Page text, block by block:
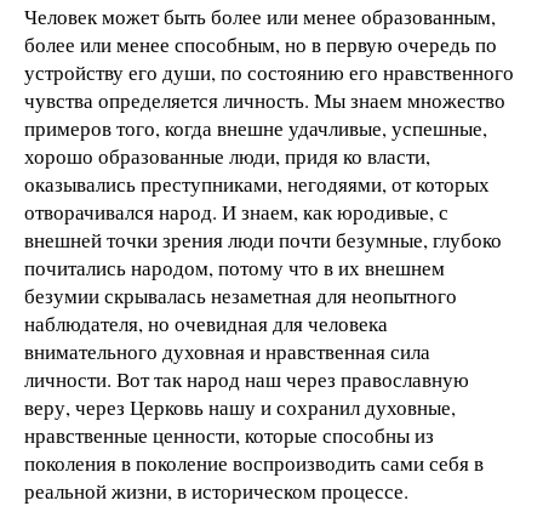
Человек может быть более или менее образованным,
более или менее способным, но в первую очередь по
устройству его души, по состоянию его нравственного
чувства определяется личность. Мы знаем множество
примеров того, когда внешне удачливые, успешные,
хорошо образованные люди, придя ко власти,
оказывались преступниками, негодяями, от которых
отворачивался народ. И знаем, как юродивые, с
внешней точки зрения люди почти безумные, глубоко
почитались народом, потому что в их внешнем
безумии скрывалась незаметная для неопытного
наблюдателя, но очевидная для человека
внимательного духовная и нравственная сила
личности. Вот так народ наш через православную
веру, через Церковь нашу и сохранил духовные,
нравственные ценности, которые способны из
поколения в поколение воспроизводить сами себя в
реальной жизни, в историческом процессе.